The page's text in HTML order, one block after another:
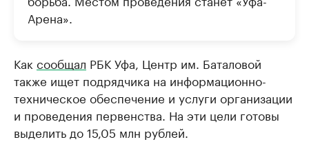
Арена».
Как сообщал РБК Уфа, Центр им. Баталовой
также ищет подрядчика на информационно-
техническое обеспечение и услуги организации
и проведения первенства. На эти цели готовы
выделить до 15,05 млн рублей.